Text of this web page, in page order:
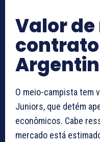
Valor
O meio-campista tem
Juniors, que detém
econômicos. Cabe
mercado está